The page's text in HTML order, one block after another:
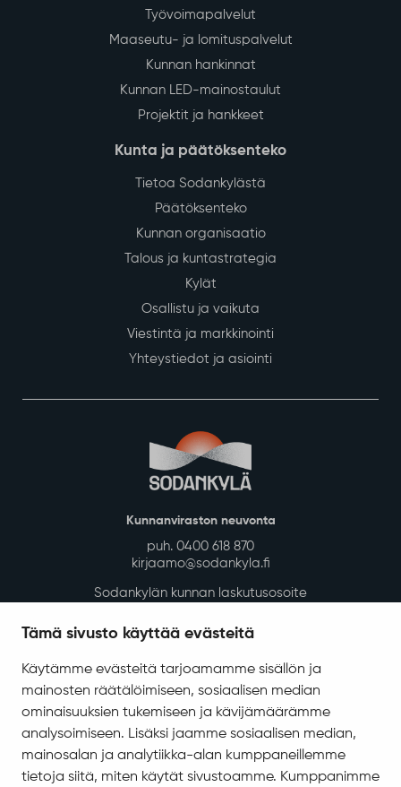
Tämä sivusto käyttää evästeitä
Käytämme evästeitä tarjoamamme sisällön ja
mainosten räätälöimiseen, sosiaalisen median
ominaisuuksien tukemiseen ja kävijämäärämme
analysoimiseen. Lisäksi jaamme sosiaalisen median,
mainosalan ja analytiikka-alan kumppaneillemme
tietoja siitä, miten käytät sivustoamme. Kumppanimme
Työvoimapalvelut
Maaseutu- ja lomituspalvelut
Kunnan hankinnat
Kunnan LED-mainostaulut
Projektit ja hankkeet
Kunta ja päätöksenteko
Tietoa Sodankylästä
Päätöksenteko
Kunnan organisaatio
Talous ja kuntastrategia
Kylät
Osallistu ja vaikuta
Viestintä ja markkinointi
Yhteystiedot ja asiointi
Kunnanviraston neuvonta
puh. 0400 618 870
kirjaamo@sodankyla.fi
Sodankylän kunnan laskutusosoite
Asiakirjajulkisuuskuvaus
Evästeiden hallinta
Yhteystiedot
Jäämerentie 1, 99601 Sodankylä